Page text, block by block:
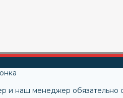
и наш менеджер обязательно